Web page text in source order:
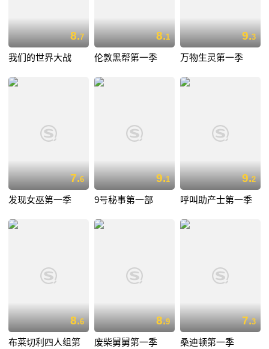
8.7
我们的世界大战
8.1
伦敦黑帮第一季
9.3
万物生灵第一季
7.6
发现女巫第一季
9.1
9号秘事第一部
9.2
呼叫助产士第一季
8.6
布莱切利四人组第
8.9
废柴舅舅第一季
7.3
桑迪顿第一季